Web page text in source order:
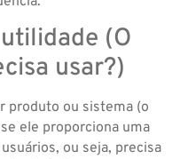
(O
usar?)
produto ou sistema (o
ele proporciona uma
ou seja, precisa